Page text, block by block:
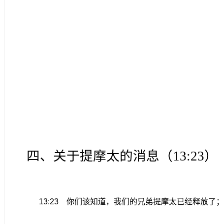
四、关于提摩太的消息（13:23）
13:23 你们该知道，我们的兄弟提摩太已经释放了